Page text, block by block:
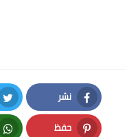
نشر
Facebook
حفظ